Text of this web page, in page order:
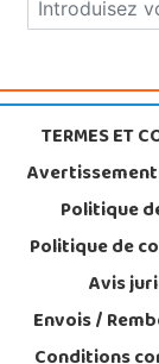
TERMES ET
Politique
Politique de
Avis
Envois /